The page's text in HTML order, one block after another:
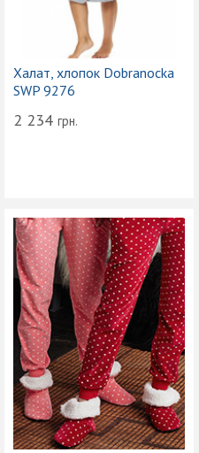
Халат, хлопок Dobranocka
SWP 9276
2 234 грн.